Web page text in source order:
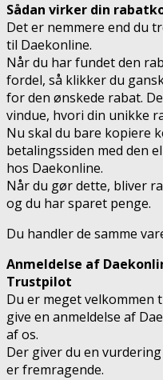
Sådan virker din
Det er nemmere end du
til Daekonline.
Når du har fundet den
fordel, så klikker du
for den ønskede rabat.
vindue, hvori din unikke
Nu skal du bare kopiere
betalingssiden med den
hos Daekonline.
Når du gør dette, bliver
og du har sparet penge.
Du handler de samme
Anmeldelse af
Trustpilot
Du er meget velkommen
give en anmeldelse af
af os.
Der giver du en
er fremragende.